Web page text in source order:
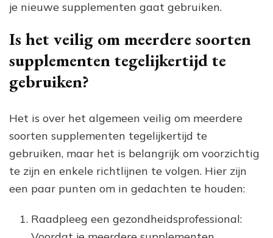
je nieuwe supplementen gaat gebruiken.
Is het veilig om meerdere soorten
supplementen tegelijkertijd te
gebruiken?
Het is over het algemeen veilig om meerdere
soorten supplementen tegelijkertijd te
gebruiken, maar het is belangrijk om voorzichtig
te zijn en enkele richtlijnen te volgen. Hier zijn
een paar punten om in gedachten te houden:
Raadpleeg een gezondheidsprofessional: